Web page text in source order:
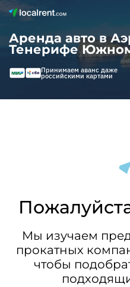
Аренда авто в
Тенерифе
Принимаем аванс даже
российскими картами
Мы изучаем
прокатных
чтобы